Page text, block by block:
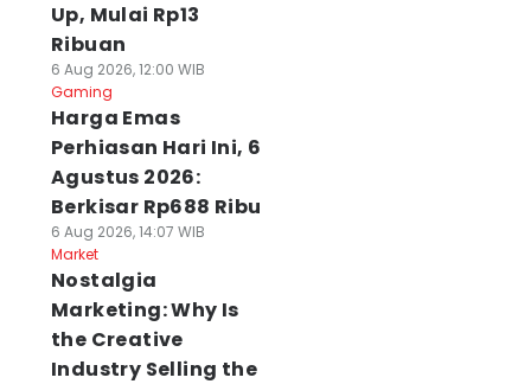
Up, Mulai Rp13
Ribuan
6 Aug 2026, 12:00 WIB
Gaming
Harga Emas
Perhiasan Hari Ini, 6
Agustus 2026:
Berkisar Rp688 Ribu
6 Aug 2026, 14:07 WIB
Market
Nostalgia
Marketing: Why Is
the Creative
Industry Selling the